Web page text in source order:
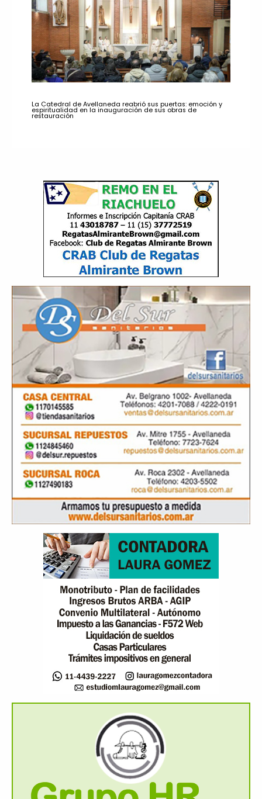
La Catedral de Avellaneda reabrió sus puertas: emoción y
espiritualidad en la inauguración de sus obras de
restauración